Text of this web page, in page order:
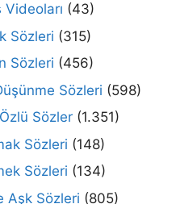
(43)
Sözleri (315)
Sözleri (456)
Sözleri (598)
Sözler (1.351)
Sözleri (148)
Sözleri (134)
Aşk Sözleri (805)